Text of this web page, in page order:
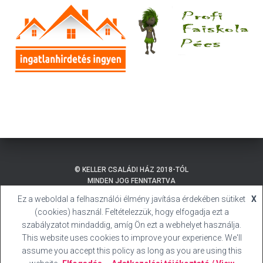
© KELLER CSALÁDI HÁZ 2018-TÓL
MINDEN JOG FENNTARTVA
ADATKEZELÉSI TÁJÉKOZTATÓ
SÜTI (COOKIE) TÁJÉKOZTATÓ
BALATONMÁRIAFÜRDŐ
HIVATALOS HONLAP
BALATONMÁRIAFÜRDŐ
HELYI ÉPÍTÉSI SZABÁLYZAT
KELLER CSALÁDI HÁZ
IMPRESSZUM
Ez a weboldal a felhasználói élmény javítása érdekében sütiket
(cookies) használ. Feltételezzük, hogy elfogadja ezt a
szabályzatot mindaddig, amíg Ön ezt a webhelyet használja.
This website uses cookies to improve your experience. We'll
assume you accept this policy as long as you are using this
X